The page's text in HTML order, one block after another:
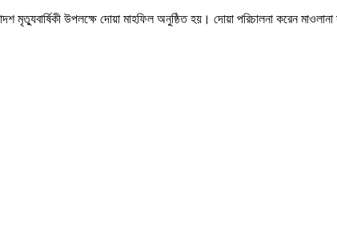
মৃত্যুবার্ষিকী উপলক্ষে দোয়া মাহফিল অনুষ্ঠিত হয়। দোয়া পরিচালনা করেন